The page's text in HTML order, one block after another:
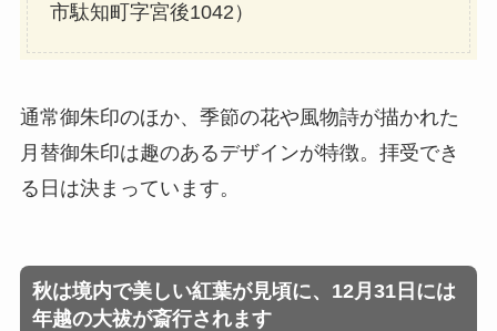
市駄知町字宮後1042）
通常御朱印のほか、季節の花や風物詩が描かれた
月替御朱印は趣のあるデザインが特徴。拝受でき
る日は決まっています。
秋は境内で美しい紅葉が見頃に、12月31日には
年越の大祓が斎行されます